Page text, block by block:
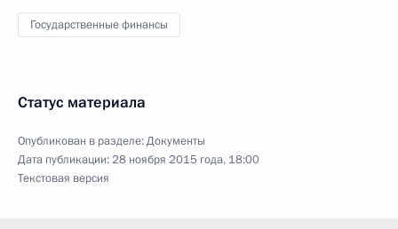
Государственные финансы
Статус материала
Опубликован в разделе:Документы
Дата публикации:28 ноября 2015 года, 18:00
Текстовая версия